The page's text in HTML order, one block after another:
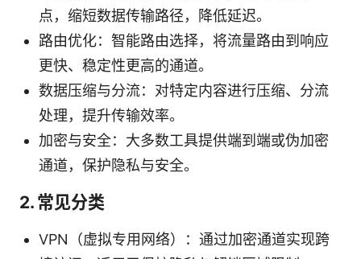
点，缩短数据传输路径，降低延迟。
路由优化：智能路由选择，将流量路由到响应
更快、稳定性更高的通道。
数据压缩与分流：对特定内容进行压缩、分流
处理，提升传输效率。
加密与安全：大多数工具提供端到端或伪加密
通道，保护隐私与安全。
2. 常见分类
VPN（虚拟专用网络）：通过加密通道实现跨